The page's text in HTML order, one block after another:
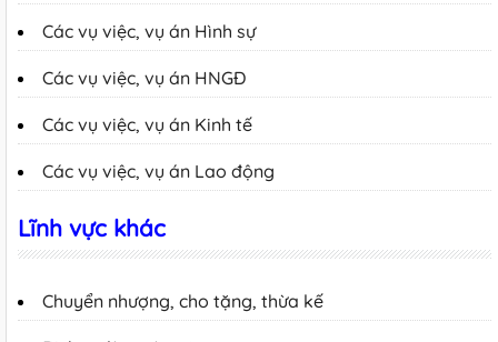
Các vụ việc, vụ án Hình sự
Các vụ việc, vụ án HNGĐ
Các vụ việc, vụ án Kinh tế
Các vụ việc, vụ án Lao động
Lĩnh vực khác
Chuyển nhượng, cho tặng, thừa kế